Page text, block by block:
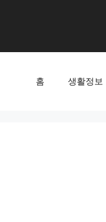
홈 생활정보